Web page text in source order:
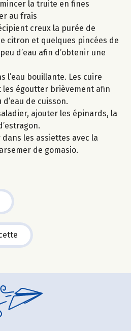
la truite en fines
au frais
creux la purée de
citron et quelques pincées de
d’eau afin d’obtenir une
l’eau bouillante. Les cuire
les égoutter brièvement afin
de cuisson.
ajouter les épinards, la
les assiettes avec la
de gomasio.